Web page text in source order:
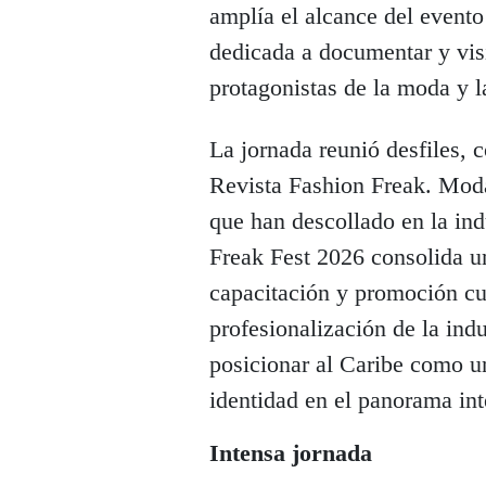
amplía el alcance del
dedicada a documentar y
protagonistas de la moda y
La jornada reunió desfiles,
Revista Fashion Freak.
que han descollado en la
Freak Fest 2026 consolida
capacitación y promoción
profesionalización de la
posicionar al Caribe como
identidad en el panorama
Intensa jornada